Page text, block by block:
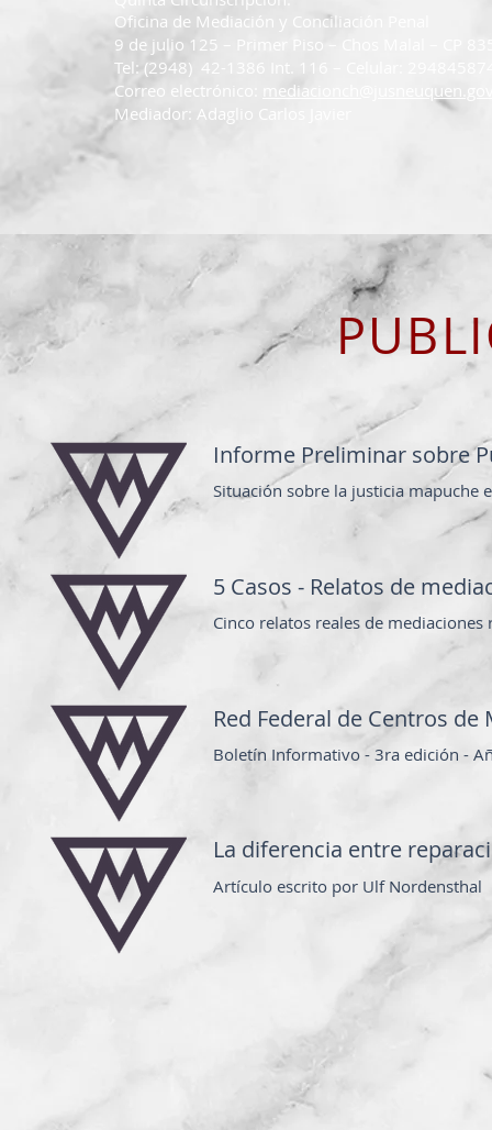
Oficina de Mediación y Conciliación Penal
9 de julio 125 – Primer Piso – Chos Malal – CP
Tel: (2948) 42-1386 Int. 116 –
Correo electrónico:
Mediador: Adaglio Carlos Javier
Informe Preliminar sobre
Situación sobre la justicia mapuche
5 Casos - Relatos de
Cinco relatos reales de
Red Federal de Centros
Boletín Informativo - 3ra edición -
La diferencia entre
Artículo escrito por Ulf Nordensthal